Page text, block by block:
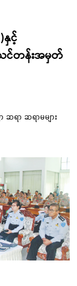
င့်
သင်တန်းအမှတ်
ရာ ဆရာမများ